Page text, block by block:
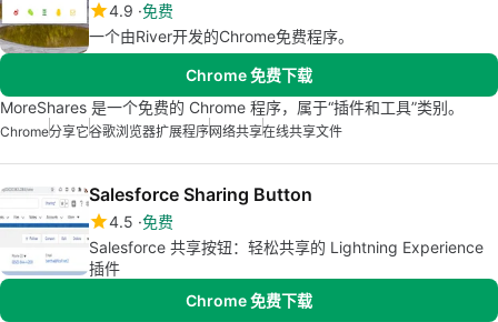
4.9 免费
一个由River开发的Chrome免费程序。
Chrome 免费下载
MoreShares 是一个免费的 Chrome 程序，属于“插件和工具”类别。
Chrome分享它谷歌浏览器扩展程序网络共享在线共享文件
Salesforce Sharing Button
4.5 免费
Salesforce 共享按钮：轻松共享的 Lightning Experience
插件
Chrome 免费下载